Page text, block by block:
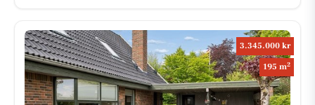
3.345.000 kr
195 m2